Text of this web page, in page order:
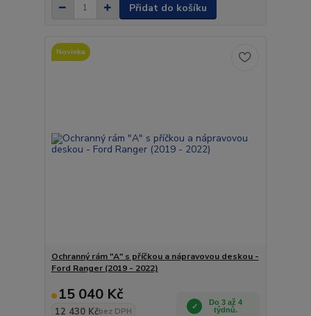
Přidat do košíku
Novinka
Ochranný rám "A" s příčkou a nápravovou deskou -
Ford Ranger (2019 - 2022)
15 040 Kč
12 430 Kčbez DPH
Do 3 až 4
týdnů.